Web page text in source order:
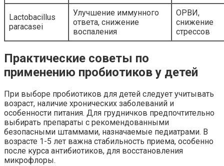
Lactobacillus
paracasei
Улучшение иммунного
ответа, снижение
воспаления
ОРВИ,
снижение
стрессов
Практические советы по
применению пробиотиков у детей
При выборе пробиотиков для детей следует учитывать
возраст, наличие хронических заболеваний и
особенности питания. Для грудничков предпочтительно
выбирать препараты с рекомендованными
безопасными штаммами, назначаемые педиатрами. В
возрасте 1-5 лет важна стабильность приема, особенно
после курса антибиотиков, для восстановления
микрофлоры.